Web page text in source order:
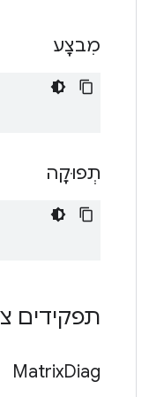
מִבצָע
תְפוּקָה
תפקידים
MatrixDiag